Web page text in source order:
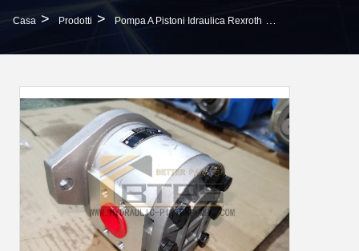
Casa > Prodotti > Pompa A Pistoni Idraulica Rexroth >